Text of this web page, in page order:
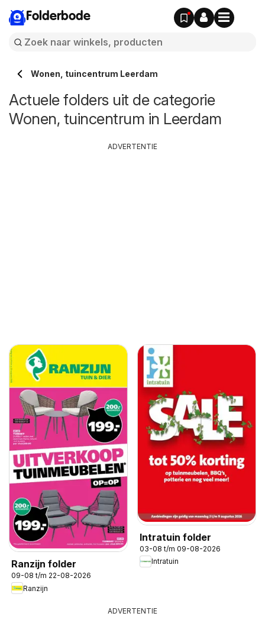
Folderbode
Wonen, tuincentrum Leerdam
Actuele folders uit de categorie
Wonen, tuincentrum in Leerdam
Ranzijn folder
09-08 t/m 22-08-2026
Ranzijn
Intratuin folder
03-08 t/m 09-08-2026
Intratuin
ADVERTENTIE
ADVERTENTIE